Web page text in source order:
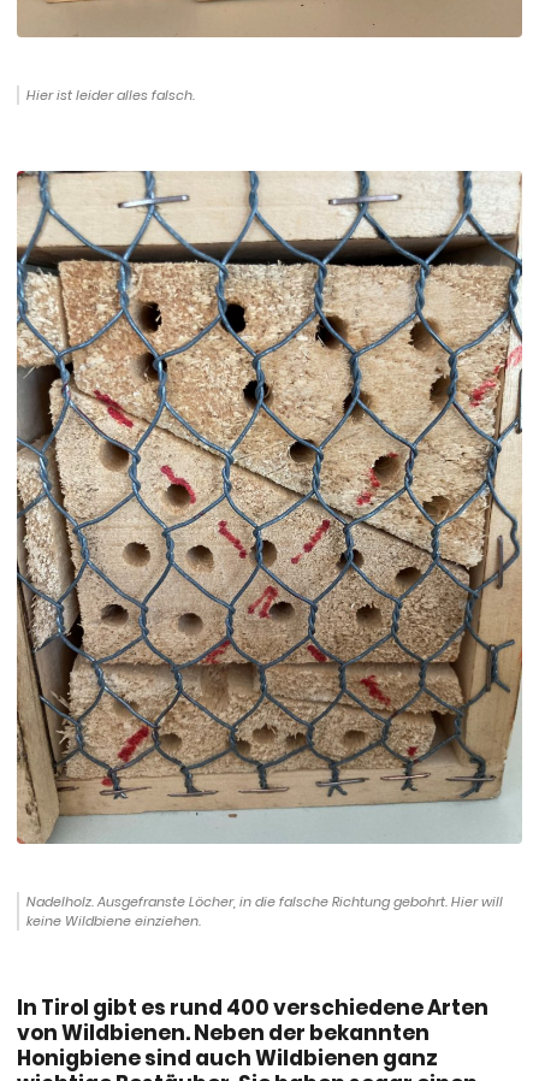
Hier ist leider alles falsch.
Nadelholz. Ausgefranste Löcher, in die falsche Richtung gebohrt. Hier will
keine Wildbiene einziehen.
In Tirol gibt es rund 400 verschiedene Arten
von Wildbienen. Neben der bekannten
Honigbiene sind auch Wildbienen ganz